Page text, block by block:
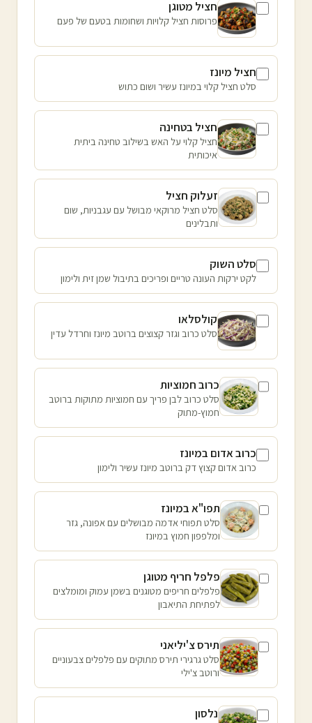
חציל מטוגן
פרוסות חציל קלויות ושחומות בטעם של פעם
חציל מיונז
סלט חציל קלוי במיונז עשיר ושום כתוש
חציל בטחינה
חציל קלוי על האש בשילוב טחינה ביתית
איכותית
זעלוק חציל
סלט חציל מרוקאי מבושל עם עגבניות, שום
ותבלינים
סלט השוק
לקט ירקות העונה טריים ופריכים בתיבול שמן זית ולימון
קולסלאו
סלט כרוב וגזר קצוצים ברוטב מיונז וחרדל עדין
כרוב חמוציות
סלט כרוב לבן פריך עם חמוציות מתוקות ברוטב
חמוץ-מתוק
כרוב אדום במיונז
כרוב אדום קצוץ דק ברוטב מיונז עשיר ולימון
תפו"א במיונז
סלט תפוחי אדמה מבושלים עם אפונה, גזר
ומלפפון חמוץ במיונז
פלפל חריף מטוגן
פלפלים חריפים מטוגנים בשמן עמוק ומומלצים
לפתיחת התיאבון
תירס צ'יליאני
סלט גרגירי תירס מתוקים עם פלפלים צבעוניים
ורוטב צ'ילי
נלסון